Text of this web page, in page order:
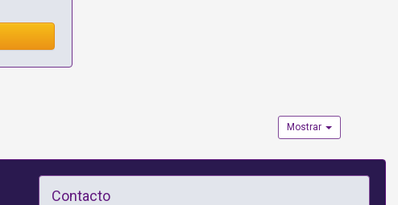
Mostrar
Contacto